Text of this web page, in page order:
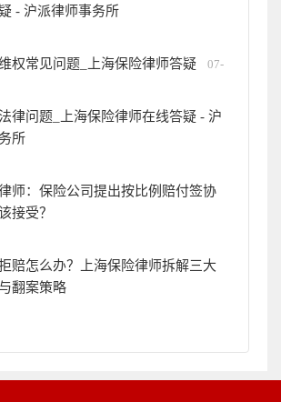
- 沪派律师事务所
权常见问题_上海保险律师答疑
07-
律问题_上海保险律师在线答疑 - 沪
所
师：保险公司提出按比例赔付签协
接受？
赔怎么办？上海保险律师拆解三大
翻案策略